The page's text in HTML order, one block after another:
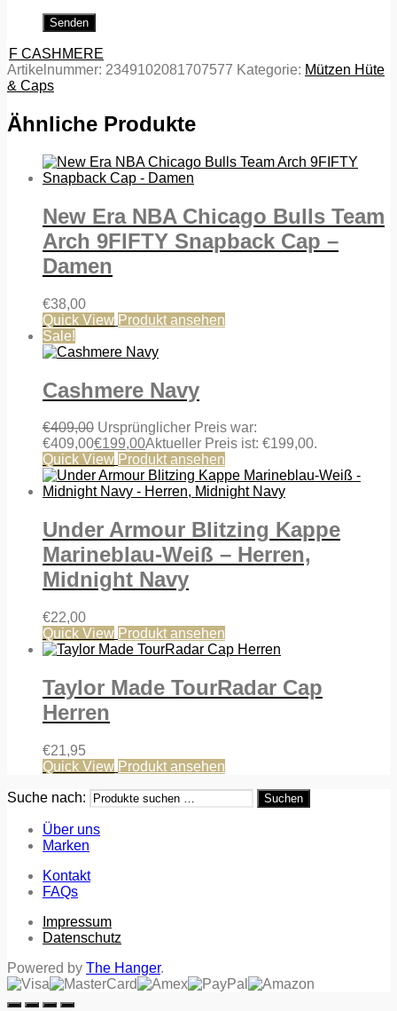
F CASHMERE
Artikelnummer: 2349102081707577 Kategorie: Mützen Hüte
& Caps
Ähnliche Produkte
New Era NBA Chicago Bulls Team
Arch 9FIFTY Snapback Cap –
Damen
€38,00
Quick View Produkt ansehen
Sale!
Cashmere Navy
€409,00 Ursprünglicher Preis war:
€409,00€199,00Aktueller Preis ist: €199,00.
Quick View Produkt ansehen
Under Armour Blitzing Kappe
Marineblau-Weiß – Herren,
Midnight Navy
€22,00
Quick View Produkt ansehen
Taylor Made TourRadar Cap
Herren
€21,95
Quick View Produkt ansehen
Suche nach: Suchen
Über uns
Marken
Kontakt
FAQs
Impressum
Datenschutz
Powered by The Hanger.